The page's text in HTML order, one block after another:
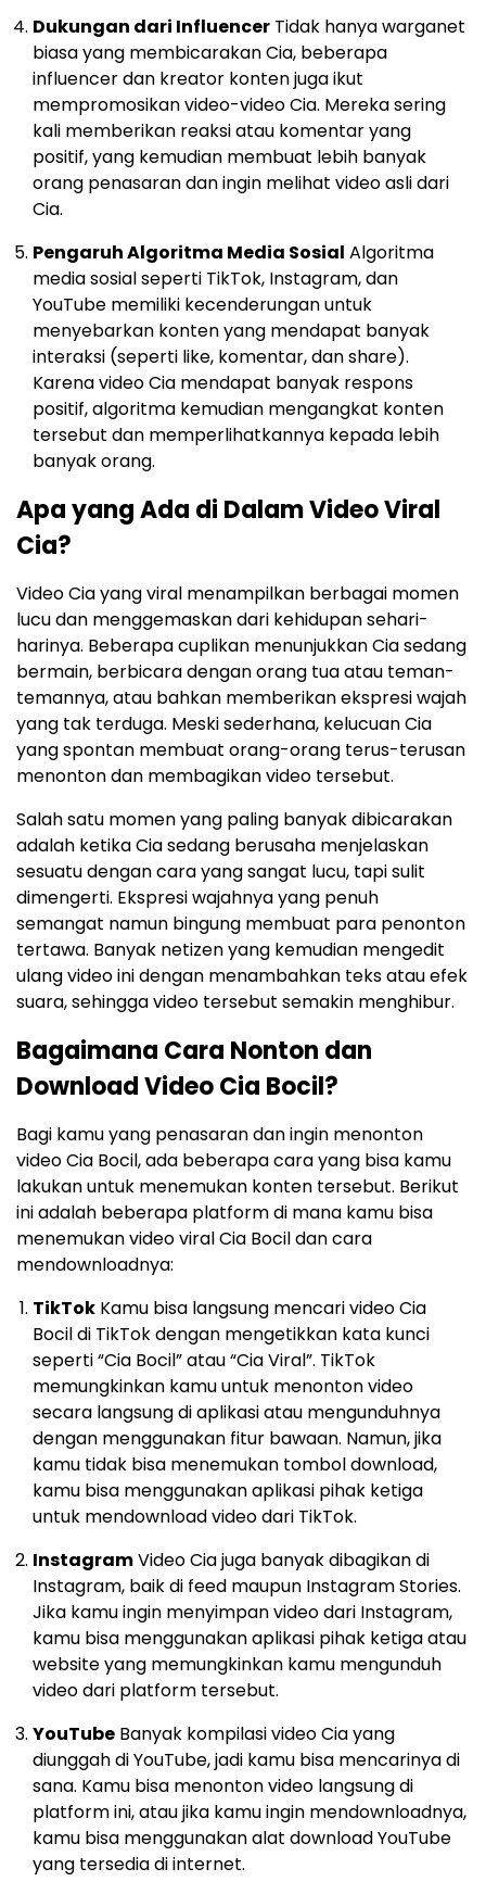
Dukungan dari Influencer Tidak hanya warganet
biasa yang membicarakan Cia, beberapa
influencer dan kreator konten juga ikut
mempromosikan video-video Cia. Mereka sering
kali memberikan reaksi atau komentar yang
positif, yang kemudian membuat lebih banyak
orang penasaran dan ingin melihat video asli dari
Cia.
Pengaruh Algoritma Media Sosial Algoritma
media sosial seperti TikTok, Instagram, dan
YouTube memiliki kecenderungan untuk
menyebarkan konten yang mendapat banyak
interaksi (seperti like, komentar, dan share).
Karena video Cia mendapat banyak respons
positif, algoritma kemudian mengangkat konten
tersebut dan memperlihatkannya kepada lebih
banyak orang.
Apa yang Ada di Dalam Video Viral
Cia?
Video Cia yang viral menampilkan berbagai momen
lucu dan menggemaskan dari kehidupan sehari-
harinya. Beberapa cuplikan menunjukkan Cia sedang
bermain, berbicara dengan orang tua atau teman-
temannya, atau bahkan memberikan ekspresi wajah
yang tak terduga. Meski sederhana, kelucuan Cia
yang spontan membuat orang-orang terus-terusan
menonton dan membagikan video tersebut.
Salah satu momen yang paling banyak dibicarakan
adalah ketika Cia sedang berusaha menjelaskan
sesuatu dengan cara yang sangat lucu, tapi sulit
dimengerti. Ekspresi wajahnya yang penuh
semangat namun bingung membuat para penonton
tertawa. Banyak netizen yang kemudian mengedit
ulang video ini dengan menambahkan teks atau efek
suara, sehingga video tersebut semakin menghibur.
Bagaimana Cara Nonton dan
Download Video Cia Bocil?
Bagi kamu yang penasaran dan ingin menonton
video Cia Bocil, ada beberapa cara yang bisa kamu
lakukan untuk menemukan konten tersebut. Berikut
ini adalah beberapa platform di mana kamu bisa
menemukan video viral Cia Bocil dan cara
mendownloadnya:
TikTok Kamu bisa langsung mencari video Cia
Bocil di TikTok dengan mengetikkan kata kunci
seperti “Cia Bocil” atau “Cia Viral”. TikTok
memungkinkan kamu untuk menonton video
secara langsung di aplikasi atau mengunduhnya
dengan menggunakan fitur bawaan. Namun, jika
kamu tidak bisa menemukan tombol download,
kamu bisa menggunakan aplikasi pihak ketiga
untuk mendownload video dari TikTok.
InstagramVideo Cia juga banyak dibagikan di
Instagram, baik di feed maupun Instagram Stories.
Jika kamu ingin menyimpan video dari Instagram,
kamu bisa menggunakan aplikasi pihak ketiga atau
website yang memungkinkan kamu mengunduh
video dari platform tersebut.
YouTube Banyak kompilasi video Cia yang
diunggah di YouTube, jadi kamu bisa mencarinya di
sana. Kamu bisa menonton video langsung di
platform ini, atau jika kamu ingin mendownloadnya,
kamu bisa menggunakan alat download YouTube
yang tersedia di internet.